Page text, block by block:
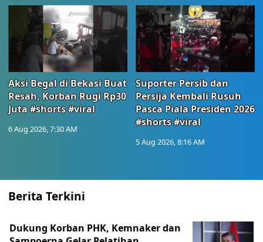
Aksi Begal di Bekasi Buat
Resah, Korban Rugi Rp30
Juta #shorts #viral
6 Aug 2026, 7:30 AM
Suporter Persib dan
Persija Kembali Rusuh
Pasca Piala Presiden 2026
#shorts #viral
5 Aug 2026, 8:16 AM
Berita Terkini
Dukung Korban PHK, Kemnaker dan